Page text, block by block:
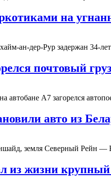
на
ан-дер-Рур задержан 34-
почтовый
автобане А7 загорелся
авто из
земля Северный Рейн —
из жизни